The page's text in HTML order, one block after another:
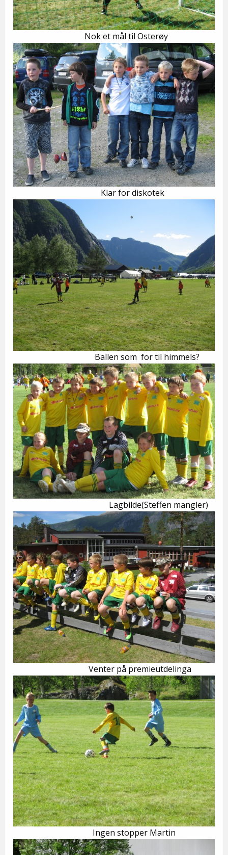
Nok et mål til Osterøy
Klar for diskotek
Ballen som for til himmels?
Lagbilde(Steffen mangler)
Venter på premieutdelinga
Ingen stopper Martin